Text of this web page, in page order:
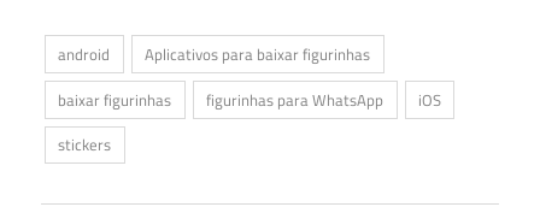
android
Aplicativos para baixar figurinhas
baixar figurinhas
figurinhas para WhatsApp
iOS
stickers